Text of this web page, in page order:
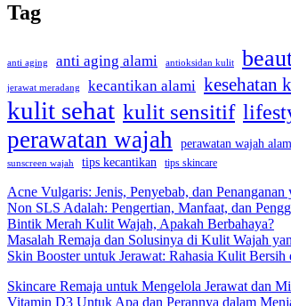
Tag
anti aging anti aging alami antioksidan kulit
jerawat meradang kecantikan alami kesehatan
kulit sehat kulit sensitif
perawatan wajah perawatan wajah
sunscreen wajah tips kecantikan tips skincare
Acne Vulgaris: Jenis, Penyebab, dan Penanganan
Non SLS Adalah: Pengertian, Manfaat, dan
Bintik Merah Kulit Wajah, Apakah Berbahaya?
Masalah Remaja dan Solusinya di Kulit Wajah
Skin Booster untuk Jerawat: Rahasia Kulit Bersih
Skincare Remaja untuk Mengelola Jerawat dan
Vitamin D3 Untuk Apa dan Perannya dalam